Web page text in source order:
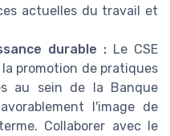
actuelles du travail et
durable : Le CSE
promotion de pratiques
au sein de la Banque
l'image de
Collaborer avec le